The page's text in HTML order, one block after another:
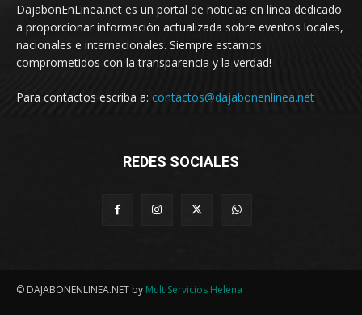
DajabonEnLinea.net es un portal de noticias en línea dedicado
a proporcionar información actualizada sobre eventos locales,
nacionales e internacionales. Siempre estamos
comprometidos con la transparencia y la verdad!
Para contactos escriba a: contactos@dajabonenlinea.net
REDES SOCIALES
© DAJABONENLINEA.NET by MultiServicios Helena